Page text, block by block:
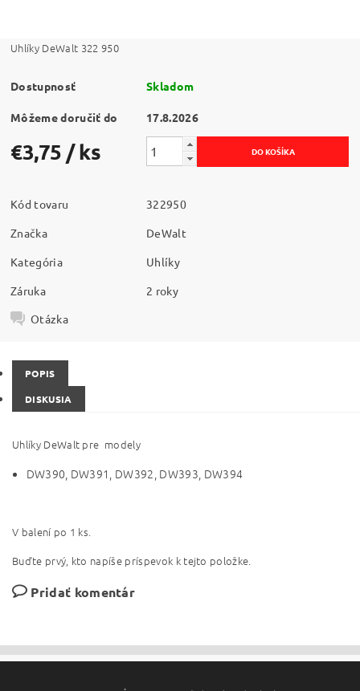
Uhlíky DeWalt 322 950
Dostupnosť Skladom
Môžeme doručiť do 17.8.2026
€3,75 / ks
Kód tovaru
322950
Značka
DeWalt
Kategória
Uhlíky
Záruka
2 roky
Otázka
POPIS
DISKUSIA
Uhlíky DeWalt pre modely
DW390, DW391, DW392, DW393, DW394
V balení po 1 ks.
Buďte prvý, kto napíše príspevok k tejto položke.
Pridať komentár